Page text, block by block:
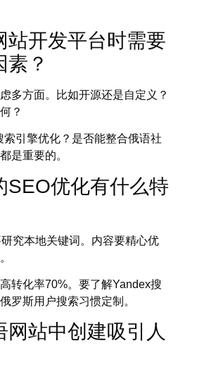
站开发平台时需要
素？
多方面。比如开源还是自定义？
？
索引擎优化？是否能整合俄语社
是重要的。
SEO优化有什么特
究本地关键词。内容要精心优
转化率70%。要了解Yandex搜
罗斯用户搜索习惯定制。
网站中创建吸引人